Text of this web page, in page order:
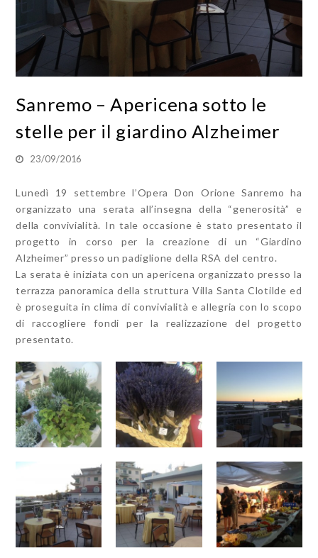
Sanremo – Apericena sotto le
stelle per il giardino Alzheimer
23/09/2016
Lunedì 19 settembre l’Opera Don Orione Sanremo ha
organizzato una serata all’insegna della “generosità” e
della convivialità. In tale occasione è stato presentato il
progetto in corso per la creazione di un “Giardino
Alzheimer” presso un padiglione della RSA del centro.
La serata è iniziata con un apericena organizzato presso la
terrazza panoramica della struttura Villa Santa Clotilde ed
è proseguita in clima di convivialità e allegria con lo scopo
di raccogliere fondi per la realizzazione del progetto
presentato.